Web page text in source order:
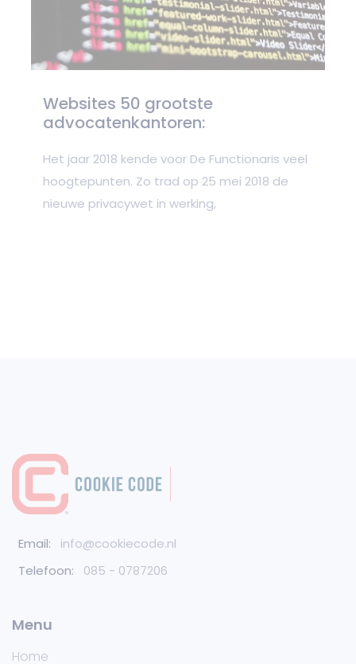
Websites 50 grootste
advocatenkantoren:
Het jaar 2018 kende voor De Functionaris veel
hoogtepunten. Zo trad op 25 mei 2018 de
nieuwe privacywet in werking,
Email:
info@cookiecode.nl
Telefoon:
085 - 0787206
Menu
Home